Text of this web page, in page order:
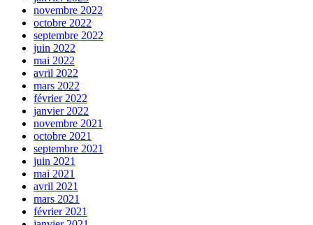
novembre 2022
octobre 2022
septembre 2022
juin 2022
mai 2022
avril 2022
mars 2022
février 2022
janvier 2022
novembre 2021
octobre 2021
septembre 2021
juin 2021
mai 2021
avril 2021
mars 2021
février 2021